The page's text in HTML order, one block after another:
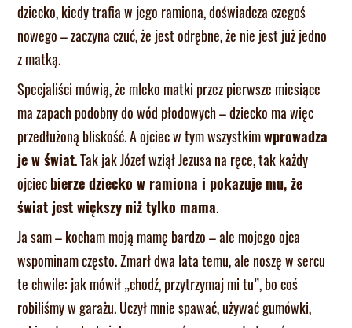
dziecko, kiedy trafia w jego ramiona, doświadcza czegoś
nowego – zaczyna czuć, że jest odrębne, że nie jest już jedno
z matką.
Specjaliści mówią, że mleko matki przez pierwsze miesiące
ma zapach podobny do wód płodowych – dziecko ma więc
przedłużoną bliskość. A ojciec w tym wszystkimwprowadza
je w świat. Tak jak Józef wziął Jezusa na ręce, tak każdy
ojciecbierze dziecko w ramiona i pokazuje mu, że
świat jest większy niż tylko mama.
Ja sam – kocham moją mamę bardzo – ale mojego ojca
wspominam często. Zmarł dwa lata temu, ale noszę w sercu
te chwile: jak mówił „chodź, przytrzymaj mi tu”, bo coś
robiliśmy w garażu. Uczył mnie spawać, używać gumówki,